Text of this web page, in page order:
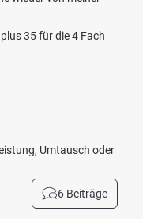
35 für die 4 Fach
Umtausch oder
6 Beiträge